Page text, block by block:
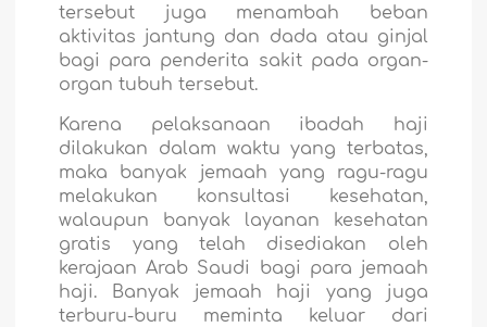
tersebut juga menambah beban
aktivitas jantung dan dada atau ginjal
bagi para penderita sakit pada organ-
organ tubuh tersebut.
Karena pelaksanaan ibadah haji
dilakukan dalam waktu yang terbatas,
maka banyak jemaah yang ragu-ragu
melakukan konsultasi kesehatan,
walaupun banyak layanan kesehatan
gratis yang telah disediakan oleh
kerajaan Arab Saudi bagi para jemaah
haji. Banyak jemaah haji yang juga
terburu-buru meminta keluar dari